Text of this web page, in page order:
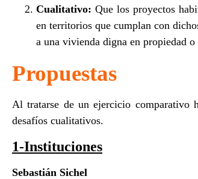
Cualitativo: Que los proyectos
en territorios que cumplan con
a una vivienda digna en propiedad o
Propuestas
Al tratarse de un ejercicio comparativo
desafíos cualitativos.
1-Instituciones
Sebastián Sichel